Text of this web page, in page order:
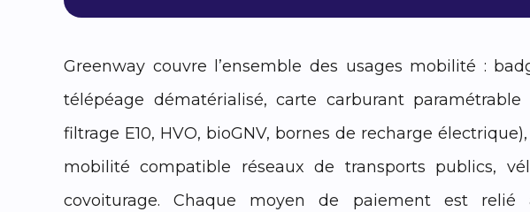
Greenway couvre l’ensemble des usages mobilité :
télépéage dématérialisé, carte carburant paramétrable
filtrage E10, HVO, bioGNV, bornes de recharge
mobilité compatible réseaux de transports publics,
covoiturage. Chaque moyen de paiement est relié